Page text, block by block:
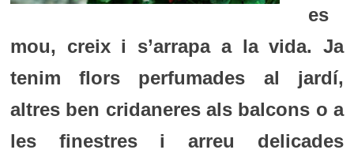
es
mou, creix i s’arrapa a la vida. Ja
tenim flors perfumades al jardí,
altres ben cridaneres als balcons o a
les finestres i arreu delicades